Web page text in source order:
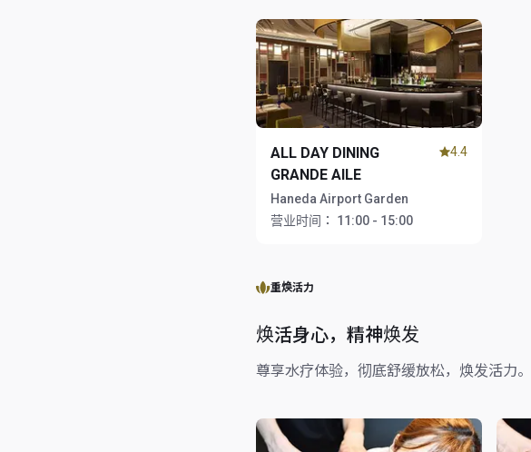
ALL DAY DINING
GRANDE AILE
Haneda Airport Garden
营业时间：
11:00 - 15:00
4.4
重焕活力
焕活身心，精神焕发
尊享水疗体验，彻底舒缓放松，焕发活力。